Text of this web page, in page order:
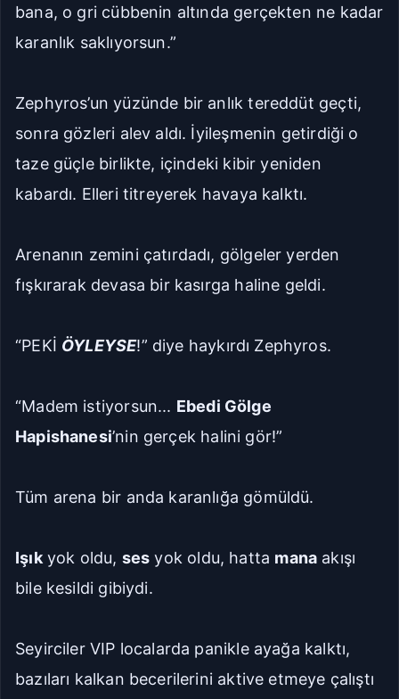
bana, o gri cübbenin altında gerçekten ne kadar
karanlık saklıyorsun.”
Zephyros’un yüzünde bir anlık tereddüt geçti,
sonra gözleri alev aldı. İyileşmenin getirdiği o
taze güçle birlikte, içindeki kibir yeniden
kabardı. Elleri titreyerek havaya kalktı.
Arenanın zemini çatırdadı, gölgeler yerden
fışkırarak devasa bir kasırga haline geldi.
“PEKİ ÖYLEYSE!” diye haykırdı Zephyros.
“Madem istiyorsun... Ebedi Gölge
Hapishanesi’nin gerçek halini gör!”
Tüm arena bir anda karanlığa gömüldü.
Işıkyok oldu, ses yok oldu, hatta mana akışı
bile kesildi gibiydi.
Seyirciler VIP localarda panikle ayağa kalktı,
bazıları kalkan becerilerini aktive etmeye çalıştı